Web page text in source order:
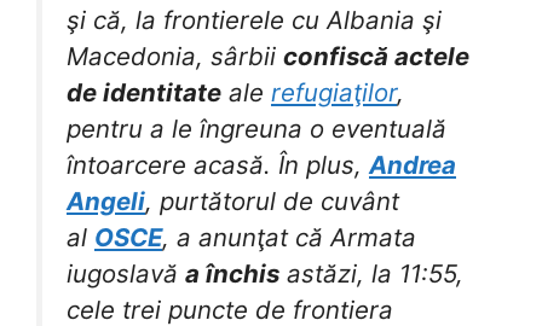
şi că, la frontierele cu Albania şi
Macedonia, sârbii confiscă actele
de identitate ale refugiaţilor,
pentru a le îngreuna o eventuală
întoarcere acasă. În plus, Andrea
Angeli, purtătorul de cuvânt
al OSCE, a anunţat că Armata
iugoslavă a închis astăzi, la 11:55,
cele trei puncte de frontiera